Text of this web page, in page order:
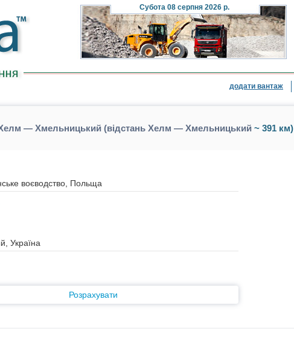
Субота08 серпня 2026 р.
додати вантаж
— Хмельницький (відстань Хелм — Хмельницький~ 391 км)
Розрахувати